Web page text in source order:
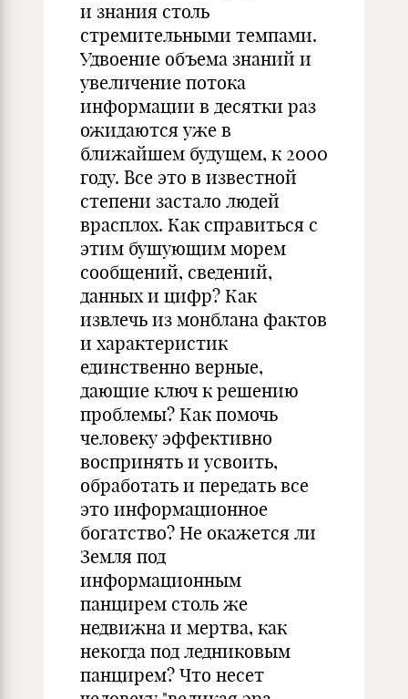
и знания столь
стремительными темпами.
Удвоение объема знаний и
увеличение потока
информации в десятки раз
ожидаются уже в
ближайшем будущем, к 2000
году. Все это в известной
степени застало людей
врасплох. Как справиться с
этим бушующим морем
сообщений, сведений,
данных и цифр? Как
извлечь из монблана фактов
и характеристик
единственно верные,
дающие ключ к решению
проблемы? Как помочь
человеку эффективно
воспринять и усвоить,
обработать и передать все
это информационное
богатство? Не окажется ли
Земля под
информационным
панцирем столь же
недвижна и мертва, как
некогда под ледниковым
панцирем? Что несет